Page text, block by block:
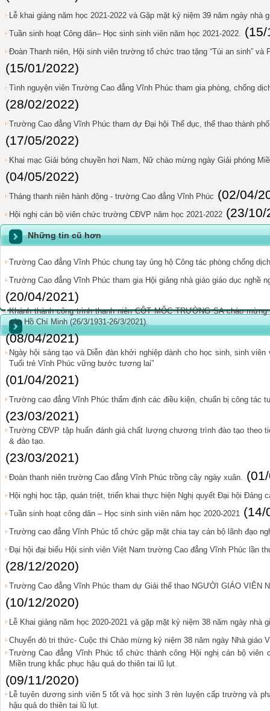
Lễ khai giảng năm học 2021-2022 và Gặp mặt kỷ niệm 39 năm ngày nhà
Tuần sinh hoạt Công dân– Học sinh sinh viên năm học 2021-2022.
Đoàn Thanh niên, Hội sinh viên trường tổ chức trao tặng “Túi an sinh” và
(15/01/2022)
Tình nguyện viên Trường Cao đẳng Vĩnh Phúc tham gia phòng, chống
(28/02/2022)
Trường Cao đẳng Vĩnh Phúc tham dự Đại hội Thể dục, thể thao thành
(17/05/2022)
Khai mạc Giải bóng chuyền hơi Nam, Nữ chào mừng ngày Giải phóng
(04/05/2022)
Tháng thanh niên hành động - trường Cao đẳng Vĩnh Phúc (02/04/
Hội nghị cán bộ viên chức trường CĐVP năm học 2021-2022 (23/10/
Những tin cũ hơn
Trường Cao đẳng Vĩnh Phúc chung tay ủng hộ Công tác phòng chống
Trường Cao đẳng Vĩnh Phúc tham gia Hội giảng nhà giáo giáo dục nghề
(20/04/2021)
Khánh thành công trình thanh niên CỘT MỐC TRƯỜNG SA chào
sản Hồ Chí Minh (26/3/1931-26/3/2021).
(08/04/2021)
Ngày hội sáng tạo và Diễn đàn khởi nghiệp dành cho học sinh, sinh
Tuổi trẻ Vĩnh Phúc vững bước tương lai”
(01/04/2021)
Trường cao đẳng Vĩnh Phúc thẩm định các điều kiện, chuẩn bị công tác
(23/03/2021)
Trường CĐVP tập huấn đánh giá chất lượng chương trình đào tạo theo
& đào tạo.
(23/03/2021)
Đoàn thanh niên trường Cao đẳng Vĩnh Phúc trồng cây ngày xuân.
Hội nghị học tập, quán triệt, triển khai thực hiện Nghị quyết Đại hội Đảng
Tuần sinh hoạt công dân – Học sinh sinh viên năm học 2020-2021 (14/
Trường cao đẳng Vĩnh Phúc tổ chức gặp mặt chia tay cán bộ lãnh đạo
Đại hội đại biểu Hội sinh viên Việt Nam trường Cao đẳng Vĩnh Phúc lần
(28/12/2020)
Trường Cao đẳng Vĩnh Phúc tham dự Giải thể thao NGƯỜI GIÁO VIÊN
(10/12/2020)
Lễ Khai giảng năm học 2020-2021 và gặp mặt kỷ niệm 38 năm ngày nhà
Chuyến đò tri thức- Cuộc thi Chào mừng kỷ niệm 38 năm ngày Nhà giáo
Trường Cao đẳng Vĩnh Phúc tổ chức thành công Hội nghị cán bộ viên
Miền trung khắc phục hậu quả do thiên tai lũ lụt.
(09/11/2020)
Lễ tuyên dương sinh viên 5 tốt và học sinh 3 rèn luyện cấp trường và
hậu quả do thiên tai lũ lụt.